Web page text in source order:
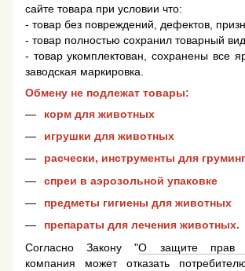
сайте товара при условии что:
- товар без повреждений, дефектов,
- товар полностью сохранил товарный
- товар укомплектован, сохранены все
заводская маркировка.
Обмену не подлежат товары:
корм для животных
игрушки для животных
расчески, инструменты для
спреи в аэрозольной упаковке
предметы гигиены для животных
препараты для лечения животных.
Согласно Закону "О защите прав
компания может отказать